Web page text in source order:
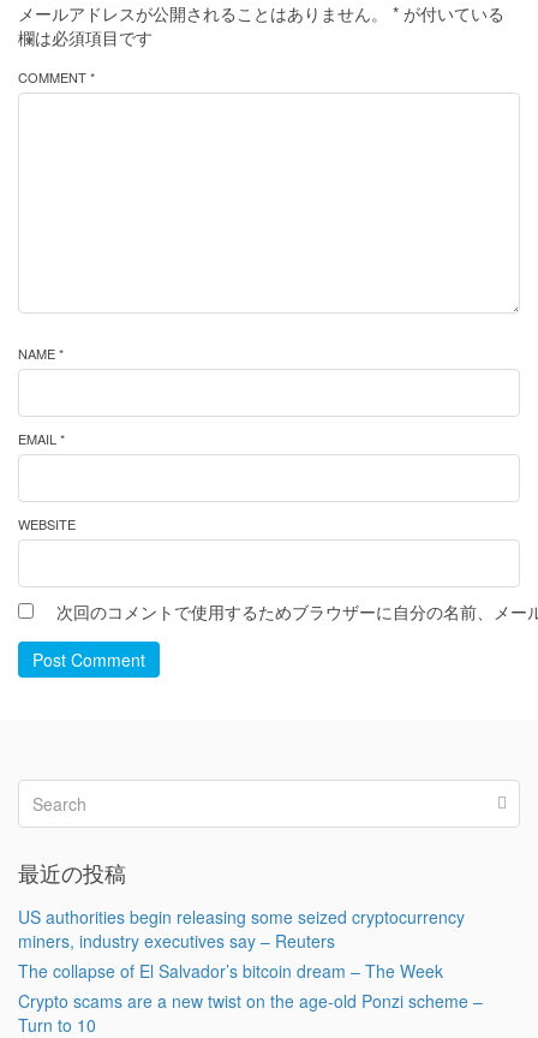
メールアドレスが公開されることはありません。 * が付いている
欄は必須項目です
COMMENT *
NAME *
EMAIL *
WEBSITE
次回のコメントで使用するためブラウザーに自分の名前、メー
Post Comment
最近の投稿
US authorities begin releasing some seized cryptocurrency
miners, industry executives say – Reuters
The collapse of El Salvador’s bitcoin dream – The Week
Crypto scams are a new twist on the age-old Ponzi scheme –
Turn to 10